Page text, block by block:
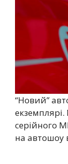
“Новий”
серійного
на автошоу